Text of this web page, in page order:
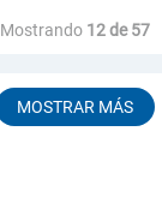
Mostrando 12 de 57
MOSTRAR MÁS